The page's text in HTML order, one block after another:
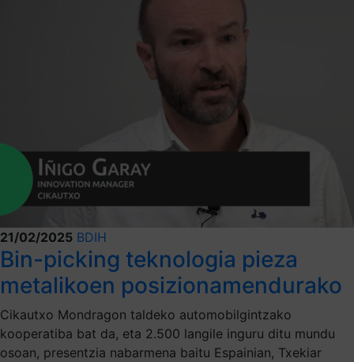
21/02/2025 BDIH
Bin-picking teknologia pieza
metalikoen posizionamendurako
Cikautxo Mondragon taldeko automobilgintzako
kooperatiba bat da, eta 2.500 langile inguru ditu mundu
osoan, presentzia nabarmena baitu Espainian, Txekiar